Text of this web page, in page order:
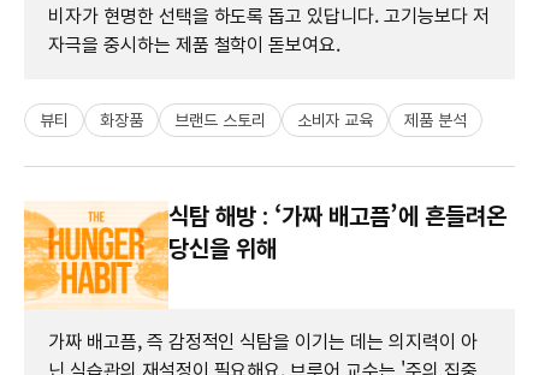
비자가 현명한 선택을 하도록 돕고 있답니다. 고기능보다 저
자극을 중시하는 제품 철학이 돋보여요.
뷰티 화장품 브랜드 스토리 소비자 교육 제품 분석
식탐 해방 : ‘가짜 배고픔’에 흔들려온
당신을 위해
가짜 배고픔, 즉 감정적인 식탐을 이기는 데는 의지력이 아
닌 식습관의 재설정이 필요해요. 브루어 교수는 '주의 집중